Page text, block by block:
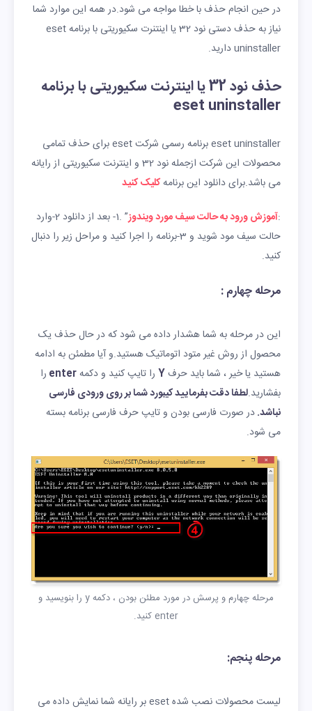
در حین انجام حذف با خطا مواجه می شود.در همه این موارد شما
نیاز به حذف دستی نود 32 یا اینتنرت سکیوریتی با برنامه eset
uninstaller دارید.
حذف نود 32 یا اینترنت سکیوریتی با برنامه
eset uninstaller
eset uninstaller برنامه رسمی شرکت eset برای حذف تمامی
محصولات این شرکت ازجمله نود 32 و اینترنت سکیوریتی از رایانه
می باشد.برای دانلود این برنامهکلیک کنید
:آموزش ورود به حالت سیف مورد ویندوز
” .1- بعد از دانلود 2-وارد
حالت سیف مود شوید و 3-برنامه را اجرا کنید و مراحل زیر را دنبال
کنید.
مرحله چهارم :
این در مرحله به شما هشدار داده می شود که در حال حذف یک
محصول از روش غیر متود اتوماتیک هستید.و آیا مطمئن به ادامه
هستید یا خیر ، شما باید حرفY را تایپ کنید و دکمهenter را
بفشارید.لطفا دقت بفرمایید کیبورد شما بر روی ورودی فارسی
نباشد.در صورت فارسی بودن و تایپ حرف فارسی برنامه بسته
می شود.
مرحله چهارم و پرسش در مورد مطئن بودن ، دکمه y را بنویسید و
enter کنید.
مرحله پنجم:
لیست محصولات نصب شده eset بر رایانه شما نمایش داده می